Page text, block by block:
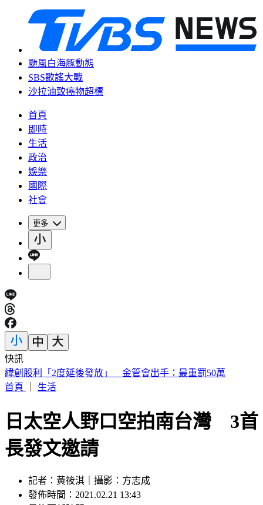
颱風白海豚動態
SBS歌謠大戰
沙拉油致癌物超標
首頁
即時
生活
政治
娛樂
國際
社會
更多
快訊
砍Gmail神功能 2027年起停止支援第三方帳號收寄信
首頁
生活
日太空人野口空拍南台灣 3首
長發文邀請
記者：黃筱淇｜攝影：方志成
發佈時間：2021.02.21 13:43